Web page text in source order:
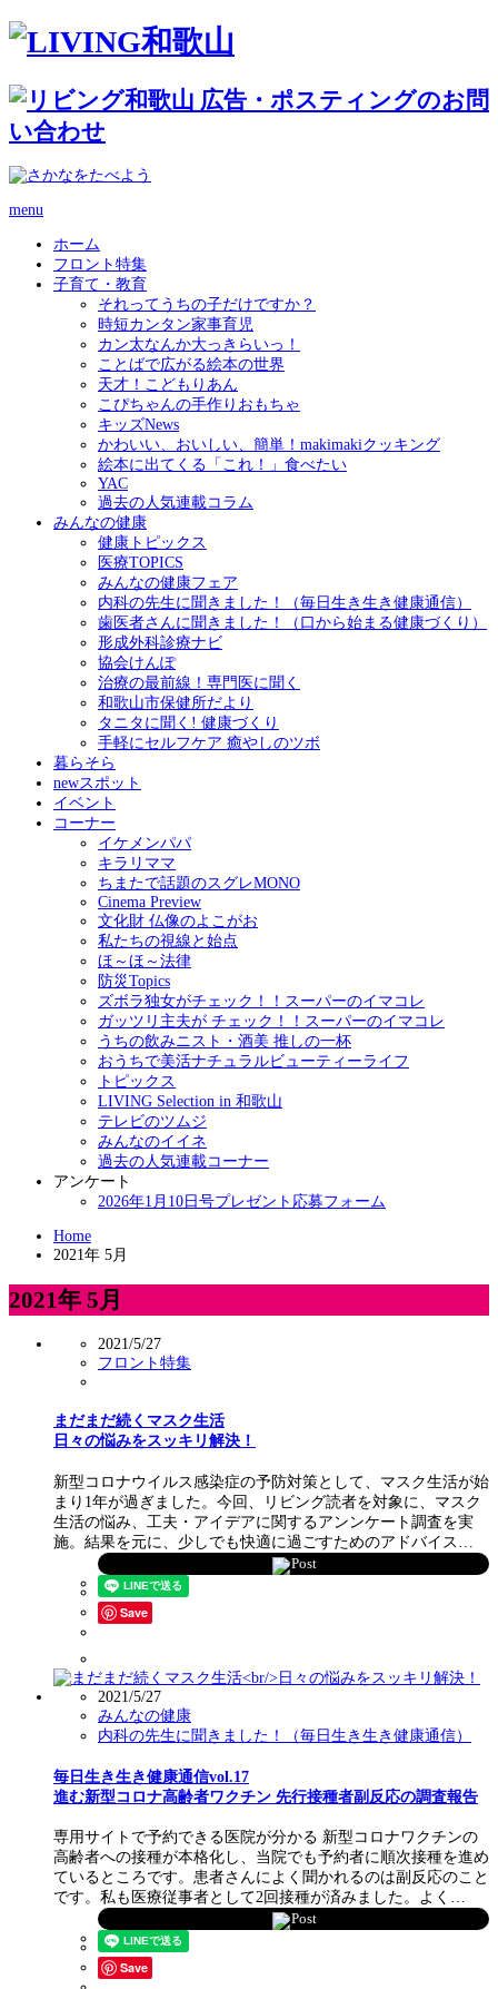
menu
ホーム
フロント特集
子育て・教育
それってうちの子だけですか？
時短カンタン家事育児
カン太なんか大っきらいっ！
ことばで広がる絵本の世界
天才！こどもりあん
こぴちゃんの手作りおもちゃ
キッズNews
かわいい、おいしい、簡単！makimakiクッキング
絵本に出てくる「これ！」食べたい
YAC
過去の人気連載コラム
みんなの健康
健康トピックス
医療TOPICS
みんなの健康フェア
内科の先生に聞きました！（毎日生き生き健康通信）
歯医者さんに聞きました！（口から始まる健康づくり）
形成外科診療ナビ
協会けんぽ
治療の最前線！専門医に聞く
和歌山市保健所だより
タニタに聞く! 健康づくり
手軽にセルフケア 癒やしのツボ
暮らそら
newスポット
イベント
コーナー
イケメンパパ
キラリママ
ちまたで話題のスグレMONO
Cinema Preview
文化財 仏像のよこがお
私たちの視線と始点
ほ～ほ～法律
防災Topics
ズボラ独女がチェック！！スーパーのイマコレ
ガッツリ主夫が チェック！！スーパーのイマコレ
うちの飲みニスト・酒美 推しの一杯
おうちで美活ナチュラルビューティーライフ
トピックス
LIVING Selection in 和歌山
テレビのツムジ
みんなのイイネ
過去の人気連載コーナー
アンケート
2026年1月10日号プレゼント応募フォーム
Home
2021年 5月
2021年 5月
2021/5/27
フロント特集
まだまだ続くマスク生活
日々の悩みをスッキリ解決！
新型コロナウイルス感染症の予防対策として、マスク生活が始
まり1年が過ぎました。今回、リビング読者を対象に、マスク
生活の悩み、工夫・アイデアに関するアンンケート調査を実
施。結果を元に、少しでも快適に過ごすためのアドバイス…
Post
Save
2021/5/27
みんなの健康
内科の先生に聞きました！（毎日生き生き健康通信）
毎日生き生き健康通信vol.17
進む新型コロナ高齢者ワクチン 先行接種者副反応の調査報告
専用サイトで予約できる医院が分かる 新型コロナワクチンの
高齢者への接種が本格化し、当院でも予約者に順次接種を進め
ているところです。患者さんによく聞かれるのは副反応のこと
です。私も医療従事者として2回接種が済みました。よく…
Post
Save